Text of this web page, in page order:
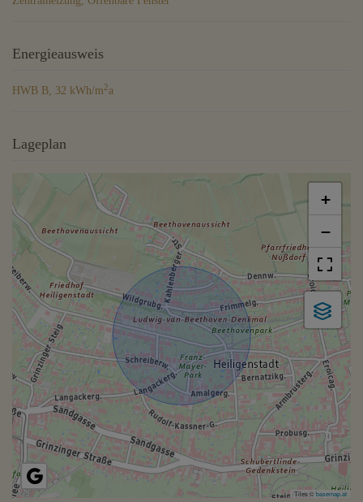
Energieausweis
HWB B, 32 kWh/m2a
Lageplan
+
−
Tiles ©basemap.at